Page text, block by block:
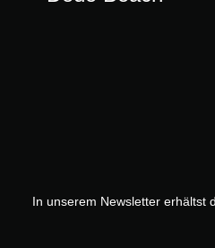
In unserem Newsletter erhältst